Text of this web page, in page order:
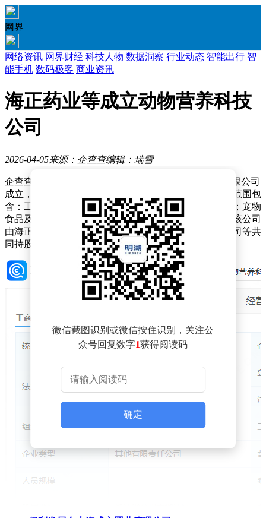
网界
网络资讯 网界财经 科技人物 数据洞察 行业动态 智能出行 智
能手机 数码极客 商业资讯
海正药业等成立动物营养科技
公司
2026-04-05来源：企查查编辑：瑞雪
企查查APP显示，近日，浙江海正中誉动物营养科技有限公司
成立，法定代表人为冀伟，注册资本为5000万元，经营范围包
含：工程和技术研究和试验发展；宠物食品及用品零售；宠物
食品及用品批发；饲料生产等。企查查股权穿透显示，该公司
由海正药业（600267）旗下浙江海正动物保健品有限公司等共
同持股。
微信截图识别或微信按住识别，关注公
众号回复数字1获得阅读码
确定